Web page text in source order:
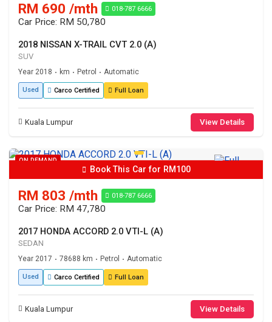
RM 690 /mth 018-787 6666
Car Price: RM 50,780
2018 NISSAN X-TRAIL CVT 2.0 (A)
SUV
Year 2018 • km • Petrol • Automatic
Used Carco Certified Full Loan
Kuala Lumpur View Details
ON DEMAND
Book This Car for RM100
RM 803 /mth 018-787 6666
Car Price: RM 47,780
2017 HONDA ACCORD 2.0 VTI-L (A)
SEDAN
Year 2017 • 78688 km • Petrol • Automatic
Used Carco Certified Full Loan
Kuala Lumpur View Details